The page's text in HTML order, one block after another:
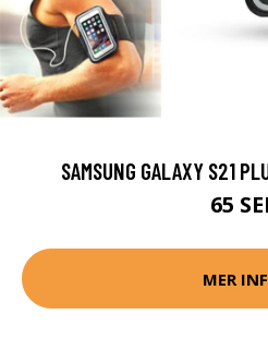
SAMSUNG GALAXY S21
65
MER